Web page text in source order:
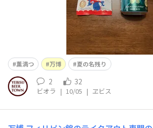
薫満つ 万博 夏の名残り
2 32
ビオラ | 10/05 | ヱビス